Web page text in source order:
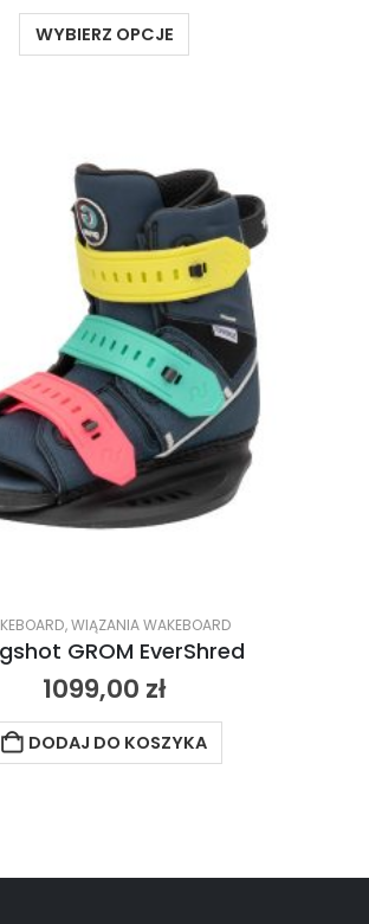
WYBIERZ OPCJE
,WIĄZANIA WAKEBOARD
GROM EverShred
1099,00 zł
DODAJ DO KOSZYKA